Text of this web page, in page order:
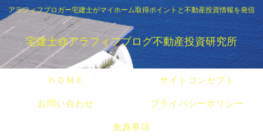
アラフィフブロガー宅建士がマイホーム取得ポイントと不動産投資情報を発信
宅建士@アラフィフブログ不動産投資研究所
ＨＯＭＥ サイトコンセプト
お問い合わせ プライバシーポリシー
免責事項